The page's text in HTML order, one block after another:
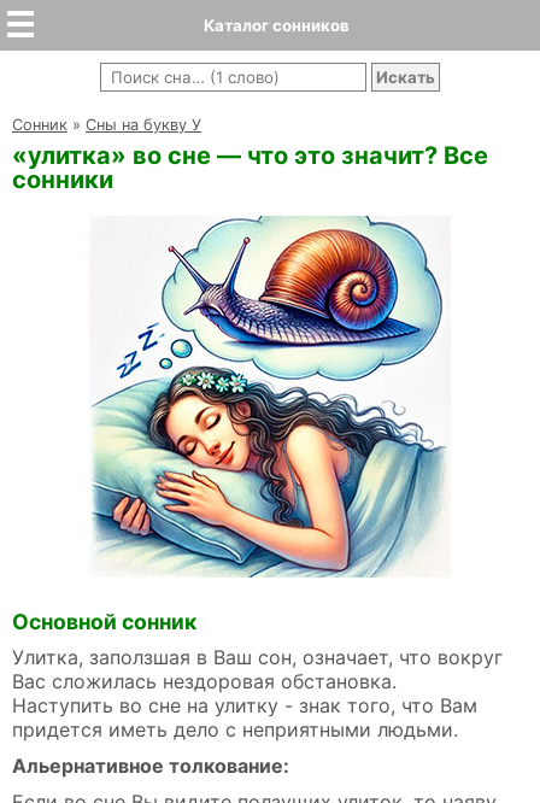
Каталог сонников
Cонник » Сны на букву У
«улитка» во сне — что это значит? Все
сонники
Основной сонник
Улитка, заползшая в Ваш сон, означает, что вокруг
Вас сложилась нездоровая обстановка.
Наступить во сне на улитку - знак того, что Вам
придется иметь дело с неприятными людьми.
Альернативное толкование: